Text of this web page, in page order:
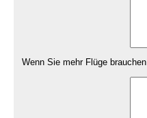
Wenn Sie mehr Flüge